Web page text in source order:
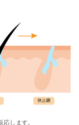
します。